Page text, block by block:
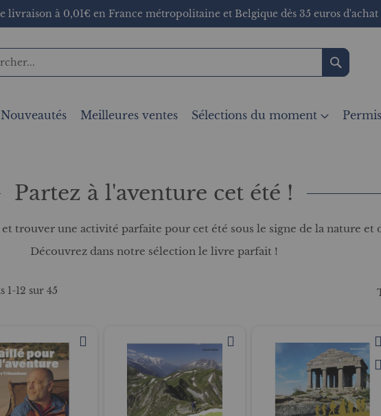
livraison à 0,01€ en France métropolitaine et Belgique dès 35 euros d'achat
Nouveautés Meilleures ventes Sélections du moment Permis
Partez à l'aventure cet été !
trouver une activité parfaite pour cet été sous le signe de la nature et
Découvrez dans notre sélection le livre parfait !
1-12 sur 45